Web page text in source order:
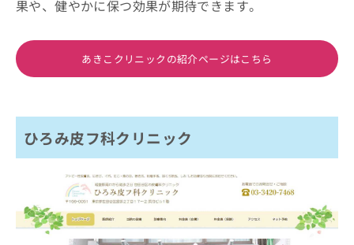
果や、健やかに保つ効果が期待できます。
あきこクリニックの紹介ページはこちら
ひろみ皮フ科クリニック